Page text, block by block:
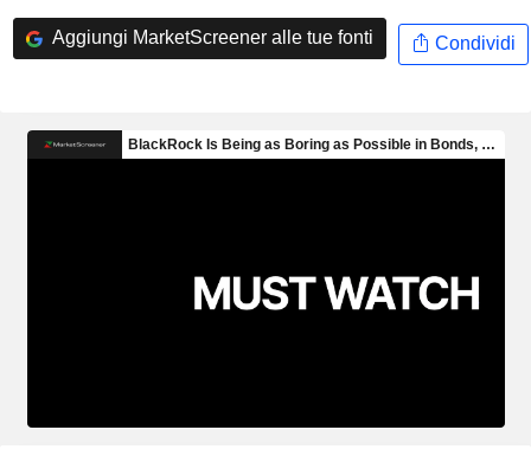
Aggiungi MarketScreener alle tue fonti Condividi